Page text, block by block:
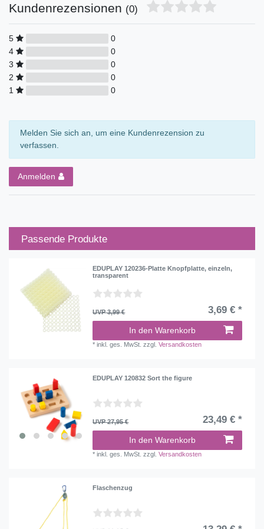
Kundenrezensionen (0)
5
0
4
0
3
0
2
0
1
0
Melden Sie sich an, um eine Kundenrezension zu
verfassen.
Anmelden
Passende Produkte
EDUPLAY 120236-Platte Knopfplatte, einzeln,
transparent
UVP 3,99 € 3,69 € *
In den Warenkorb
*inkl. ges. MwSt. zzgl.Versandkosten
EDUPLAY 120832 Sort the figure
UVP 27,95 € 23,49 € *
In den Warenkorb
*inkl. ges. MwSt. zzgl.Versandkosten
Flaschenzug